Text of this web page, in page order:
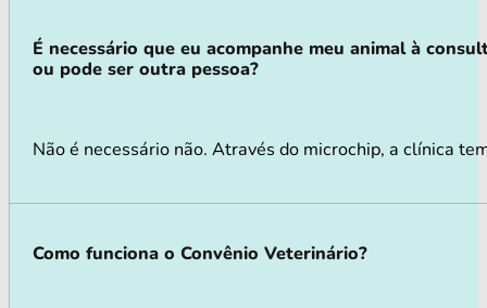
É necessário que eu acompanhe meu animal à
ou pode ser outra pessoa?
Não é necessário não. Através do microchip, a clínica
Como funciona o Convênio Veterinário?